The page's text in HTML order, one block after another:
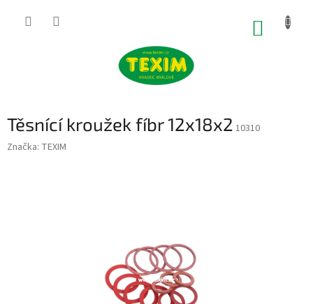
Těsnící kroužek fíbr 12x18x2 10310
Značka: TEXIM